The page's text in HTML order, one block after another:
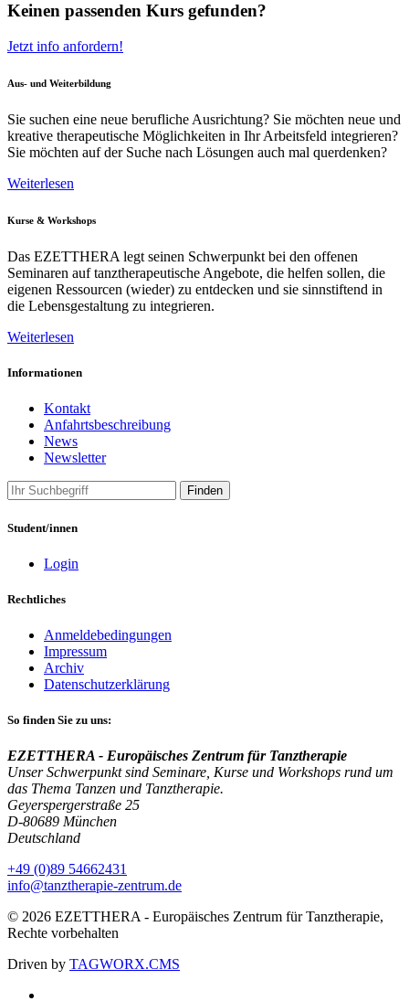
Keinen passenden Kurs gefunden?
Jetzt info anfordern!
Aus- und Weiterbildung
Sie suchen eine neue berufliche Ausrichtung? Sie möchten neue und
kreative therapeutische Möglichkeiten in Ihr Arbeitsfeld integrieren?
Sie möchten auf der Suche nach Lösungen auch mal querdenken?
Weiterlesen
Kurse & Workshops
Das EZETTHERA legt seinen Schwerpunkt bei den offenen
Seminaren auf tanztherapeutische Angebote, die helfen sollen, die
eigenen Ressourcen (wieder) zu entdecken und sie sinnstiftend in
die Lebensgestaltung zu integrieren.
Weiterlesen
Informationen
Kontakt
Anfahrtsbeschreibung
News
Newsletter
Finden
Student/innen
Login
Rechtliches
Anmeldebedingungen
Impressum
Archiv
Datenschutzerklärung
So finden Sie zu uns:
EZETTHERA - Europäisches Zentrum für Tanztherapie
Unser Schwerpunkt sind Seminare, Kurse und Workshops rund um
das Thema Tanzen und Tanztherapie.
Geyerspergerstraße 25
D-80689 München
Deutschland
+49 (0)89 54662431
info@tanztherapie-zentrum.de
© 2026 EZETTHERA - Europäisches Zentrum für Tanztherapie,
Rechte vorbehalten
Driven by TAGWORX.CMS